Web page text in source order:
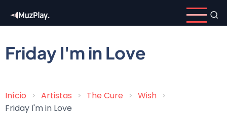
para
conteúdo
principal
Friday I'm in Love
Trilha
Início Artistas The Cure
Wish
Friday I'm in Love